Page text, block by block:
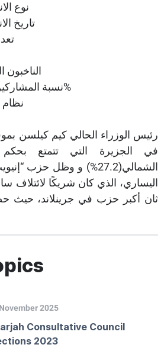
نوع
تاريخ
الناخبون
نسبة المشاركين في الانتخابات 71.86%
رئيس الوزراء الحالي كيم كيلسن
في الجزيرة التي تتمتع
الشمالي(27.2%) و وظل حزب
اليساري، الذي كان شريكًا
2025
Consultative Council
2023